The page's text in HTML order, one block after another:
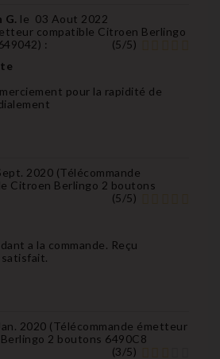
G. le 03 Aout 2022
compatible Citroen Berlingo
) : (5/5)
pour la rapidité de
2020 (Télécommande
Citroen Berlingo 2 boutons
(5/5)
a la commande. Reçu
2020 (Télécommande émetteur
2 boutons 6490C8
(3/5)